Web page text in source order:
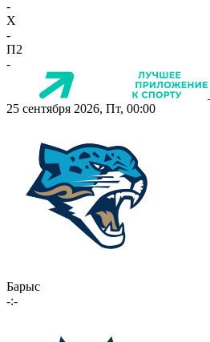
-
X
-
П2
-
25 сентября 2026, Пт, 00:00
Барыс
-:-